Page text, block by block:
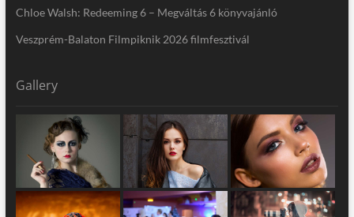
Chloe Walsh: Redeeming 6 – Megváltás 6 könyvajánló
Veszprém-Balaton Filmpiknik 2026 filmfesztivál
Gallery